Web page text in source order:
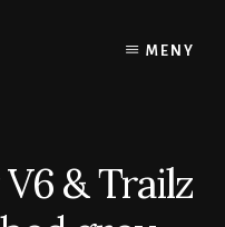
MENY
& Trailz